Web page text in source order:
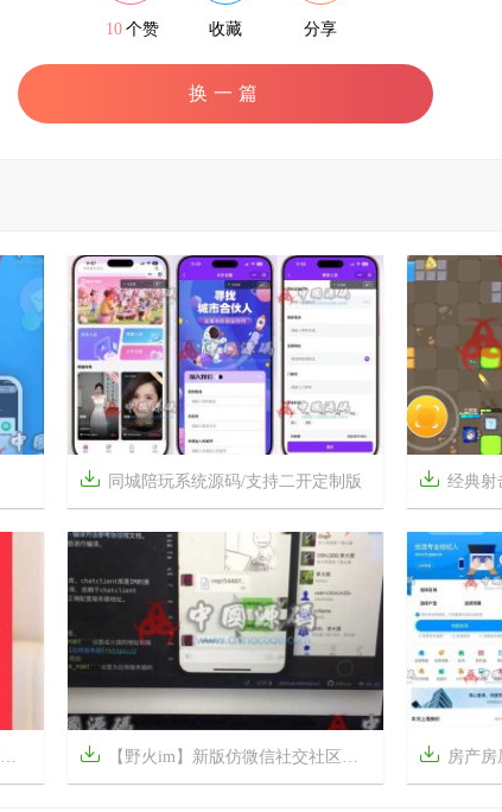
10 个赞 收藏 分享
换一篇
 同城陪玩系统源码/支持二开定制版  经典射击
 【野火im】新版仿微信社交社区即时通讯聊天源码带PC端及开发文档  房产房